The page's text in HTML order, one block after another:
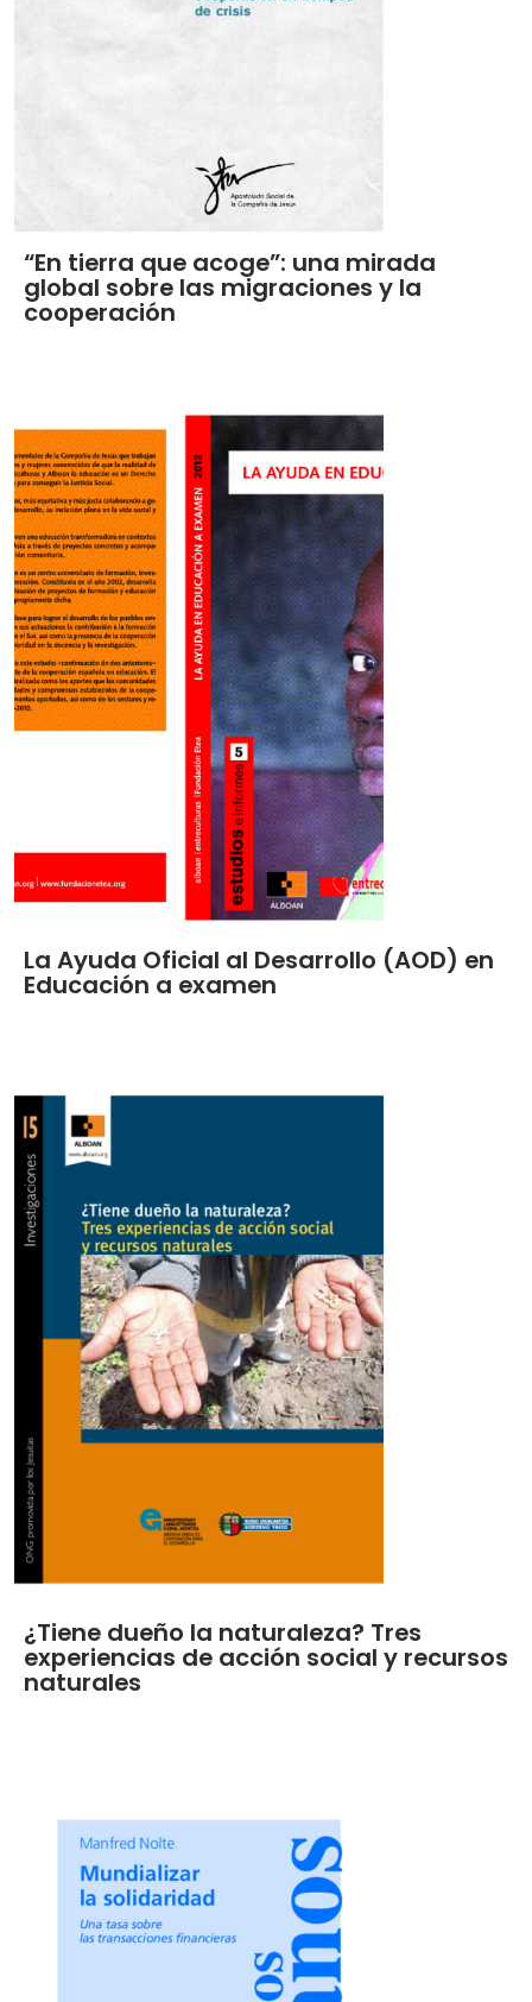
“En tierra que acoge”: una mirada
global sobre las migraciones y la
cooperación
La Ayuda Oficial al Desarrollo (AOD) en
Educación a examen
¿Tiene dueño la naturaleza? Tres
experiencias de acción social y recursos
naturales